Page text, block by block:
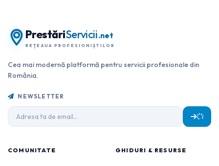
PrestăriServicii.net
REȚEAUA PROFESIONIȘTILOR
Cea mai modernă platformă pentru servicii profesionale din
România.
NEWSLETTER
COMUNITATE GHIDURI & RESURSE